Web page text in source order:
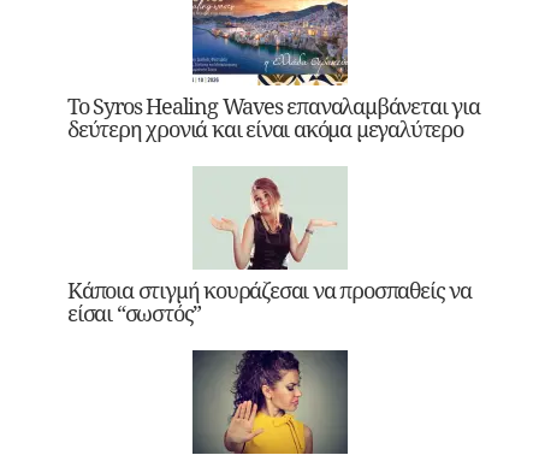
Το Syros Healing Waves επαναλαμβάνεται για
δεύτερη χρονιά και είναι ακόμα μεγαλύτερο
Κάποια στιγμή κουράζεσαι να προσπαθείς να
είσαι “σωστός”